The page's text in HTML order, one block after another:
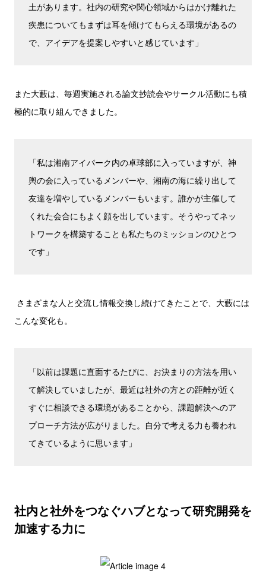
土があります。社内の研究や関心領域からはかけ離れた
疾患についてもまずは耳を傾けてもらえる環境があるの
で、アイデアを提案しやすいと感じています」
また大藪は、毎週実施される論文抄読会やサークル活動にも積
極的に取り組んできました。
「私は湘南アイパーク内の卓球部に入っていますが、神
輿の会に入っているメンバーや、湘南の海に繰り出して
友達を増やしているメンバーもいます。誰かが主催して
くれた会合にもよく顔を出しています。そうやってネッ
トワークを構築することも私たちのミッションのひとつ
です」
さまざまな人と交流し情報交換し続けてきたことで、大藪には
こんな変化も。
「以前は課題に直面するたびに、お決まりの方法を用い
て解決していましたが、最近は社外の方との距離が近く
すぐに相談できる環境があることから、課題解決へのア
プローチ方法が広がりました。自分で考える力も養われ
てきているように思います」
社内と社外をつなぐハブとなって研究開発を
加速する力に